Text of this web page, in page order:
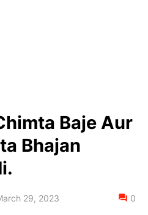
Baje Aur
Bhajan
29, 2023 0